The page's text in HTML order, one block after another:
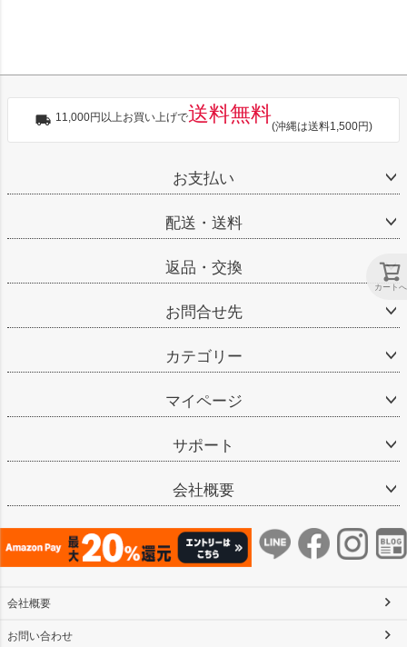
カートへ
11,000円以上お買い上げで送料無料
(沖縄は送料1,500円)
お支払い
配送・送料
返品・交換
お問合せ先
カテゴリー
マイページ
サポート
会社概要
会社概要
お問い合わせ